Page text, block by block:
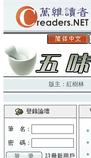
版主： 紅樹林
登錄論壇
筆 名：
密 碼：
註冊新用戶